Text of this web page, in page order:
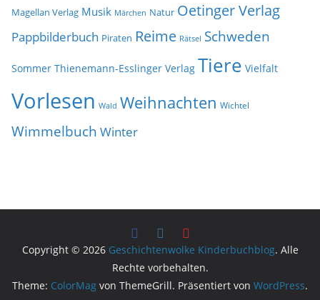
Magellan Verlag Musik Märchen Natur Oetinger Verlag
Pappbilderbuch Piraten Reime Rätsel Schweden
Sommer Thienemann-Esslinger Verlag Tiere Vielfalt
Vorlesen Wald Weihnachten Wichtel
Wimmelbuch Winter
Copyright © 2026 Geschichtenwolke Kinderbuchblog. Alle
Rechte vorbehalten.
Theme: ColorMag von ThemeGrill. Präsentiert von WordPress.